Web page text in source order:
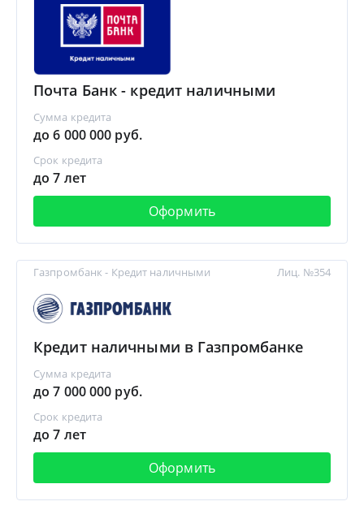
Почта Банк - кредит наличными
Сумма кредита
до 6 000 000 руб.
Срок кредита
до 7 лет
Оформить
Газпромбанк - Кредит наличными
Кредит наличными в Газпромбанке
Сумма кредита
до 7 000 000 руб.
Срок кредита
до 7 лет
Оформить
Лиц. №354